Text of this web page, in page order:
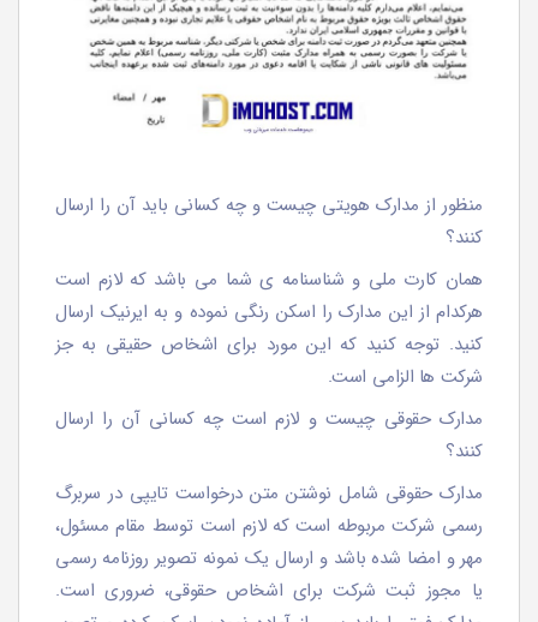
منظور از مدارک هویتی چیست و چه کسانی باید آن را ارسال
کنند؟
همان کارت ملی و شناسنامه ی شما می باشد که لازم است
هرکدام از این مدارک را اسکن رنگی نموده و به ایرنیک ارسال
کنید. توجه کنید که این مورد برای اشخاص حقیقی به جز
شرکت ها الزامی است.
مدارک حقوقی چیست و لازم است چه کسانی آن را ارسال
کنند؟
مدارک حقوقی شامل نوشتن متن درخواست تایپی در سربرگ
رسمی شرکت مربوطه است که لازم است توسط مقام مسئول،
مهر و امضا شده باشد و ارسال یک نمونه تصویر روزنامه رسمی
یا مجوز ثبت شرکت برای اشخاص حقوقی، ضروری است.